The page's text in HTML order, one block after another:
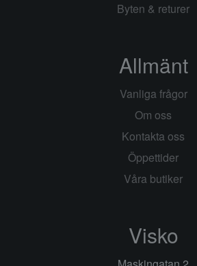
Byten & returer
Allmänt
Vanliga frågor
Om oss
Kontakta oss
Öppettider
Våra butiker
Visko